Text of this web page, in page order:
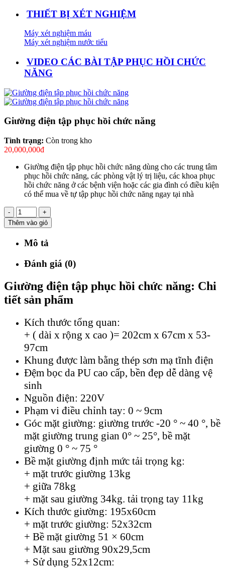
THIẾT BỊ XÉT NGHIỆM
Máy xét nghiệm máu
Máy xét nghiệm nước tiểu
VIDEO CÁC BÀI TẬP PHỤC HỒI CHỨC
NĂNG
Giường điện tập phục hồi chức năng
Tình trạng: Còn trong kho
20,000,000đ
Giường điện tập phục hồi chức năng dùng cho các trung tâm
phục hồi chức năng, các phòng vật lý trị liệu, các khoa phục
hồi chức năng ở các bệnh viện hoặc các gia đình có điều kiện
có thể mua về tự tập phục hồi chức năng ngay tại nhà
-
+
Thêm vào giỏ
Mô tả
Đánh giá (0)
Giường điện tập phục hồi chức năng: Chi
tiết sản phẩm
Kích thước tổng quan:
+ ( dài x rộng x cao )= 202cm x 67cm x 53-
97cm
Khung được làm bằng thép sơn mạ tĩnh điện
Đệm bọc da PU cao cấp, bền đẹp dễ dàng vệ
sinh
Nguồn điện: 220V
Phạm vi điều chỉnh tay: 0 ~ 9cm
Góc mặt giường: giường trước -20 ° ~ 40 °, bề
mặt giường trung gian 0° ~ 25°, bề mặt
giường 0 ° ~ 75 °
Bề mặt giường định mức tải trọng kg:
+ mặt trước giường 13kg
+ giữa 78kg
+ mặt sau giường 34kg. tải trọng tay 11kg
Kích thước giường: 195x60cm
+ mặt trước giường: 52x32cm
+ Bề mặt giường 51 × 60cm
+ Mặt sau giường 90x29,5cm
+ Sử dụng 52x12cm: